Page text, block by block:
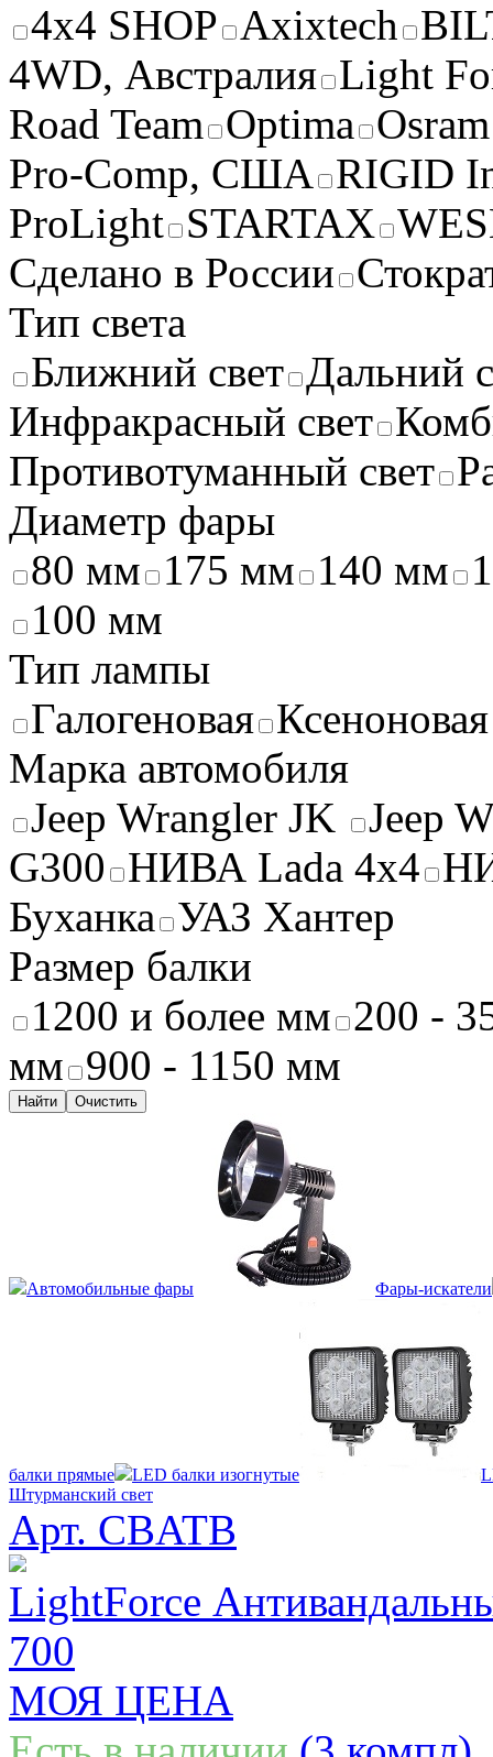
4x4 SHOP Axixtech
4WD, Австралия Light
Road Team Optima Osram
Pro-Comp, США RIGID
ProLight STARTAX
Сделано в России
Тип света
Ближний свет Дальний
Инфракрасный свет
Противотуманный свет
Диаметр фары
80 мм 175 мм 140 мм
100 мм
Тип лампы
Галогеновая Ксеноновая
Марка автомобиля
Jeep Wrangler JK
Jeep
G300 НИВА Lada 4x4
Буханка УАЗ Хантер
Размер балки
1200 и более мм 200 -
мм 900 - 1150 мм
Найти Очистить
Автомобильные фары Фары-искатели
балки прямые LED балки изогнутые
Штурманский свет
Арт. CBATB
LightForce
700
МОЯ ЦЕНА